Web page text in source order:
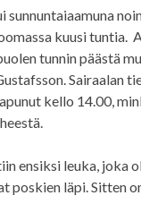
sunnuntaiaamuna
kuusi tuntia.
tunnin päästä
Sairaalan
kello 14.00,
ensiksi leuka, joka
poskien läpi. Sitten